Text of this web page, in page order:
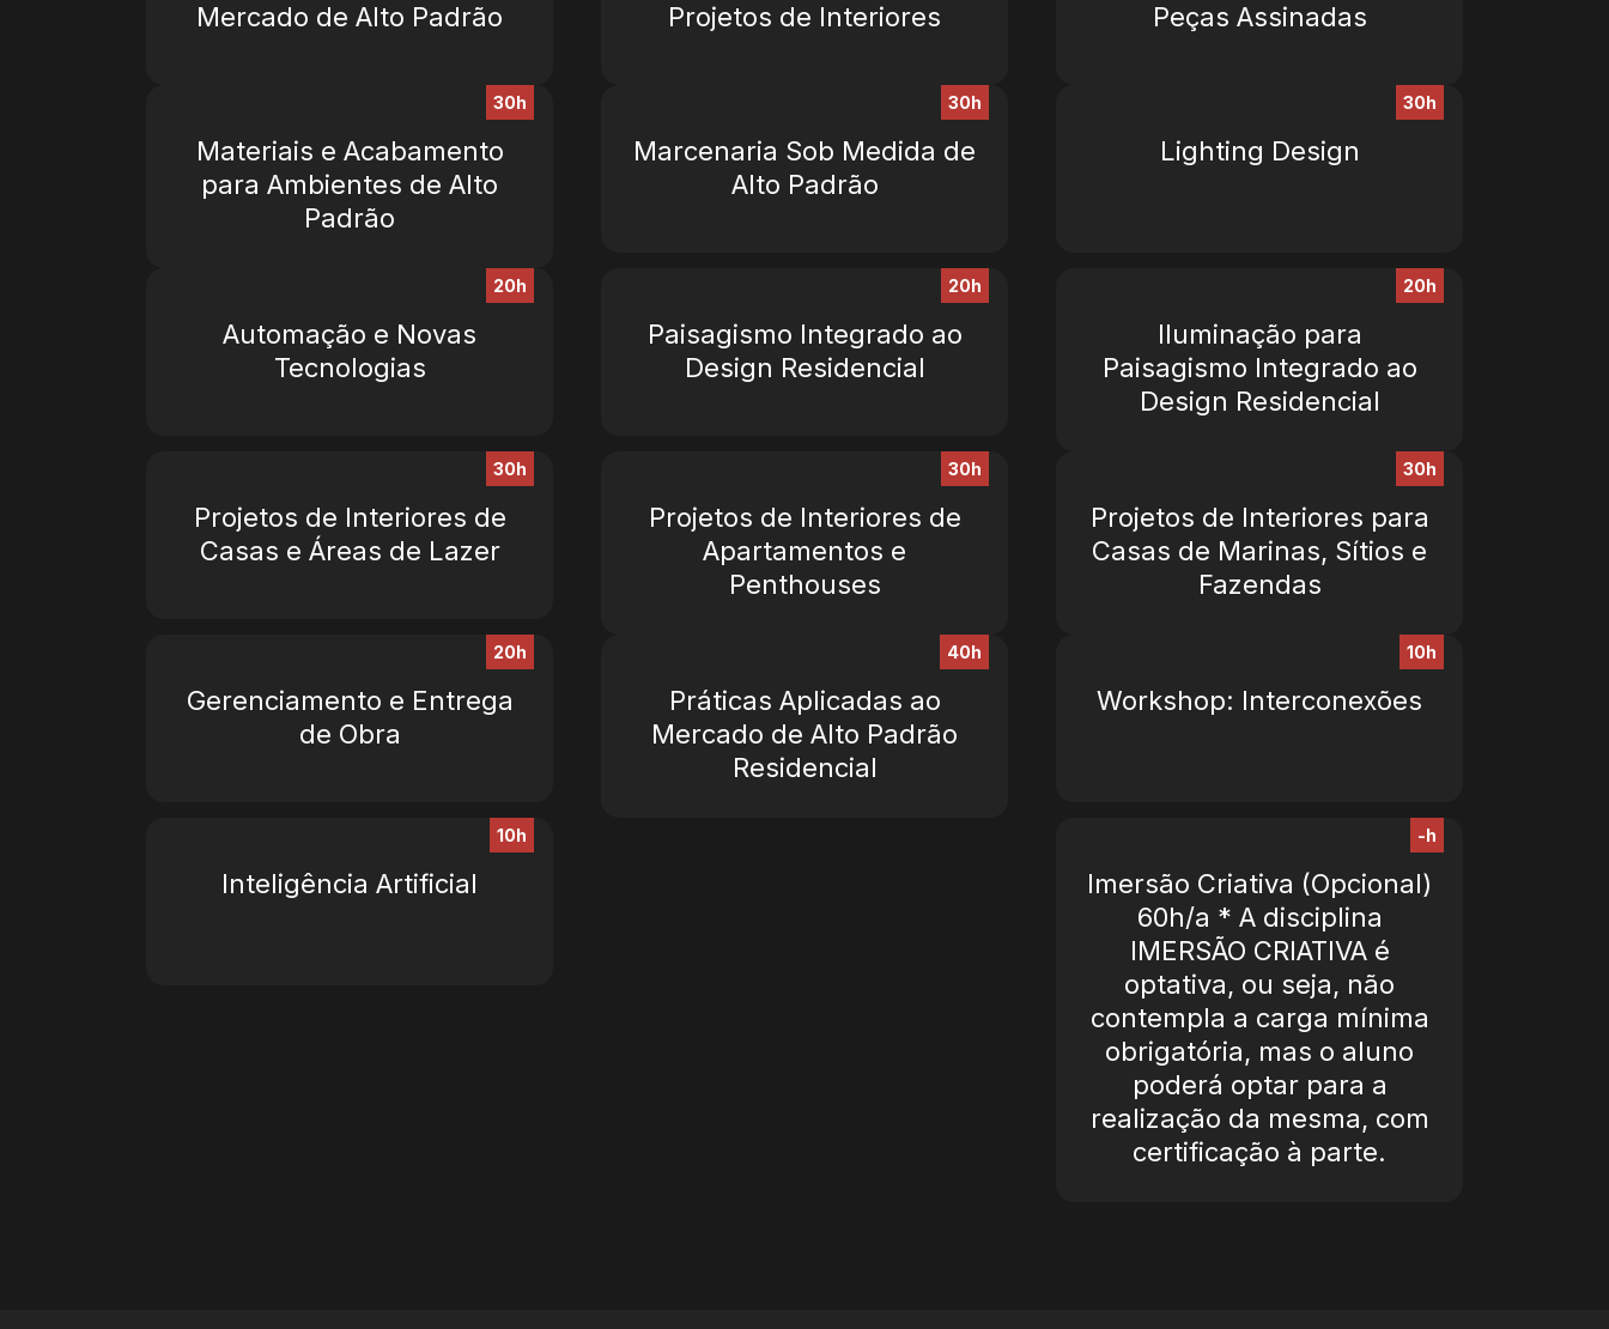
Mercado de Alto Padrão
Projetos de Interiores
Peças Assinadas
30h
Materiais e Acabamento
para Ambientes de Alto
Padrão
30h
Marcenaria Sob Medida de
Alto Padrão
30h
Lighting Design
20h
Automação e Novas
Tecnologias
20h
Paisagismo Integrado ao
Design Residencial
20h
Iluminação para
Paisagismo Integrado ao
Design Residencial
30h
Projetos de Interiores de
Casas e Áreas de Lazer
30h
Projetos de Interiores de
Apartamentos e
Penthouses
30h
Projetos de Interiores para
Casas de Marinas, Sítios e
Fazendas
20h
Gerenciamento e Entrega
de Obra
40h
Práticas Aplicadas ao
Mercado de Alto Padrão
Residencial
10h
Workshop: Interconexões
10h
Inteligência Artificial
-h
Imersão Criativa (Opcional)
60h/a * A disciplina
IMERSÃO CRIATIVA é
optativa, ou seja, não
contempla a carga mínima
obrigatória, mas o aluno
poderá optar para a
realização da mesma, com
certificação à parte.